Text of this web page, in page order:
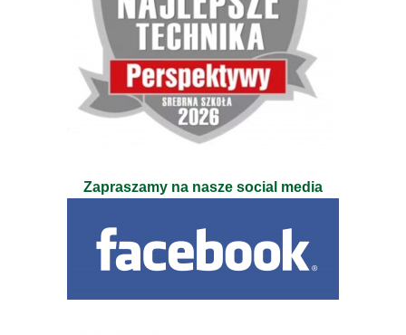
Zapraszamy na nasze social media